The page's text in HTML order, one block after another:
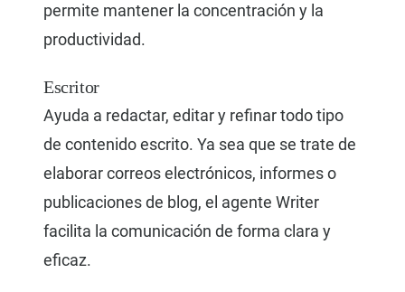
permite mantener la concentración y la
productividad.
Escritor
Ayuda a redactar, editar y refinar todo tipo
de contenido escrito. Ya sea que se trate de
elaborar correos electrónicos, informes o
publicaciones de blog, el agente Writer
facilita la comunicación de forma clara y
eficaz.